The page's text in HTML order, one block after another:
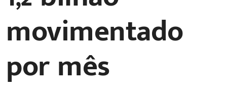
movimentado
por mês